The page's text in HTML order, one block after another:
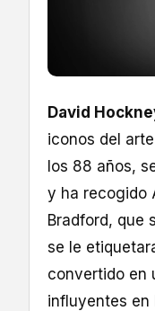
David
iconos del
los 88 años,
y ha recogido
Bradford, que
se le
convertido en
influyentes en